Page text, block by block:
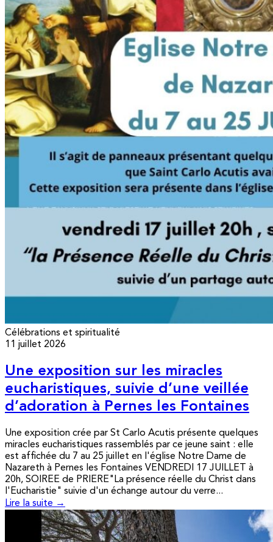
Célébrations et spiritualité
11 juillet 2026
Une exposition sur les miracles
eucharistiques, suivie d’une veillée
d’adoration à Pernes les Fontaines
Une exposition crée par St Carlo Acutis présente quelques
miracles eucharistiques rassemblés par ce jeune saint : elle
est affichée du 7 au 25 juillet en l'église Notre Dame de
Nazareth à Pernes les Fontaines VENDREDI 17 JUILLET à
20h, SOIREE de PRIERE"La présence réelle du Christ dans
l'Eucharistie" suivie d'un échange autour du verre...
Lire la suite →